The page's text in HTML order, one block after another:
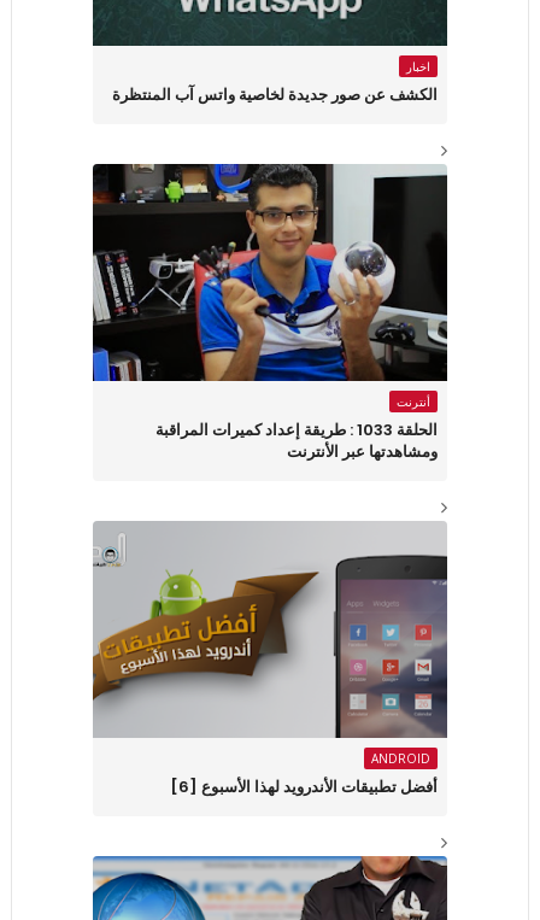
اخبار
الكشف عن صور جديدة لخاصية واتس آب المنتظرة
أنترنت
الحلقة 1033 : طريقة إعداد كميرات المراقبة
ومشاهدتها عبر الأنترنت
ANDROID
أفضل تطبيقات الأندرويد لهذا الأسبوع ‏[6]